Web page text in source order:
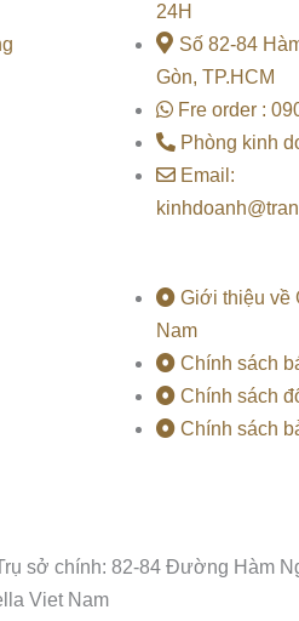
24H
Số 82-84
Gòn, TP.HCM
Fre order :
Phòng kinh
Email:
Giới thiệu về
Nam
Chính sách
Chính sách
Chính sách
sở chính: 82-84 Đường Hàm
Viet Nam